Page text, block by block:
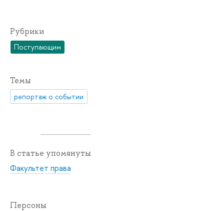
Рубрики
Поступающим
Темы
репортаж о событии
В статье упомянуты
Факультет права
Персоны